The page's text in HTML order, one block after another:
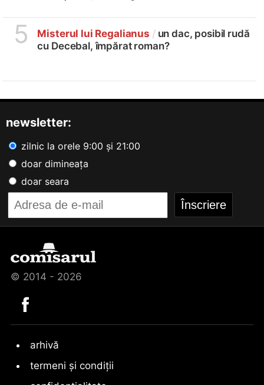
5 Misterul lui Regalianus /un dac, posibil rudă
cu Decebal, împărat roman?
newsletter:
zilnic la orele 9:00 și 21:00
doar dimineața
doar seara
© 2014 - 2026
arhivă
termeni și condiții